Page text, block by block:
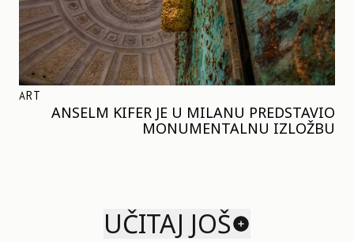
ART
ANSELM KIFER JE U MILANU PREDSTAVIO
MONUMENTALNU IZLOŽBU
UČITAJ JOŠ